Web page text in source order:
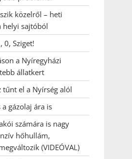
közelről – heti
helyi sajtóból
0, Sziget!
a Nyíregyházi
állatkert
el a Nyírség alól
gázolaj ára is
számára is nagy
hőhullám,
(VIDEÓVAL)